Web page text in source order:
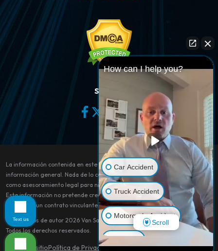
Síganos
La información contenida en este sitio web es sólo para fines de
información general. Nada de lo contenido en este sitio debe tomarse
como asesoramiento legal para ningún caso o situación individual.
Esta información no pretende crear, y su recepción o visualización no
constituye un contrato vinculante.
© Derechos de autor 2026 Van Sant Law.
Todos los derechos reservados.
Mapa del sitioPolítica de PrivacidadAviso legal
How can I help you?
Car Accident
Truck Accident
Motorcycle Accident
Scroll
Text us